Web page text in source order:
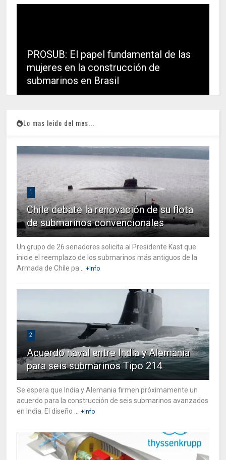
PROSUB: El papel fundamental de las
mujeres en la construcción de
submarinos en Brasil
Lo mas leido del mes...
1
Chile debate la renovación de su flota
de submarinos convencionales
Un grupo de 26 senadores solicita al Presidente Kast que
inicie el reemplazo de los submarinos más antiguos de la
Armada de Chile pa...
+Info
2
Acuerdo naval entre India y Alemania
para seis submarinos Tipo 214
Se espera que India y Alemania firmen próximamente un
acuerdo para la construcción de seis submarinos avanzados
en India. El diseño ...
+Info